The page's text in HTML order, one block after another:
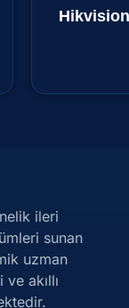
ileri
sunan
uzman
akıllı